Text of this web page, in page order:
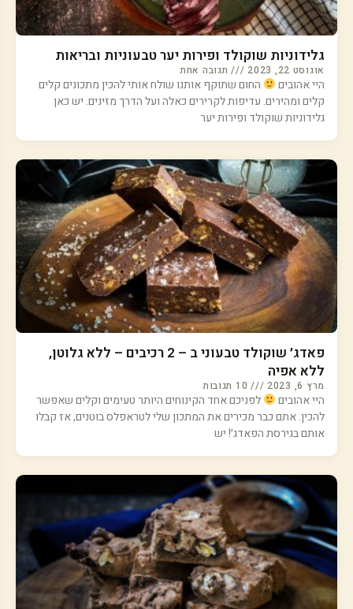
גלידוניות שוקולד ופירות יער טבעוניות ובריאות
אוגוסט 22, 2023 תגובה אחת
היי אהובים
החום שתוקף אותנו שולח אותי להכין מתכונים קלים
קלים ומהירים. עדיפות לקרירים כאלה ועל הדרך מזינים. יש כאן
גלידוניות שוקולד ופירות יער
פאדג׳ שוקולד טבעוני ב – 2 רכיבים – ללא גלוטן,
ללא אפיה
מרץ 6, 2023 10 תגובות
היי אהובים
לפניכם אחד הקינוחים היותר טעימים וקלים שאפשר
להכין. אתם כבר מכירים את המתכון שלי לטראפלס בוטנים, אז קבלו
אותם בגירסת הפאדג׳! יש